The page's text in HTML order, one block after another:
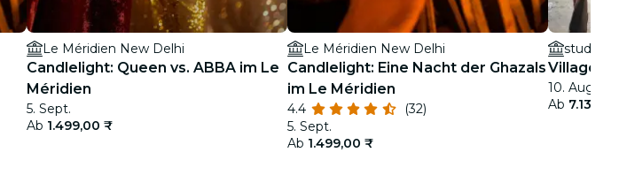
Le Méridien New Delhi
Candlelight: Queen vs. ABBA im Le
Méridien
5. Sept.
Ab 1.499,00 ₹
Le Méridien New Delhi
Candlelight: Eine Nacht der Ghazals
im Le Méridien
4.4
(32)
5. Sept.
Ab 1.499,00 ₹
Village
10. Aug. -
Ab